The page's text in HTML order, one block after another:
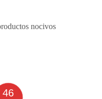
nocivos
46